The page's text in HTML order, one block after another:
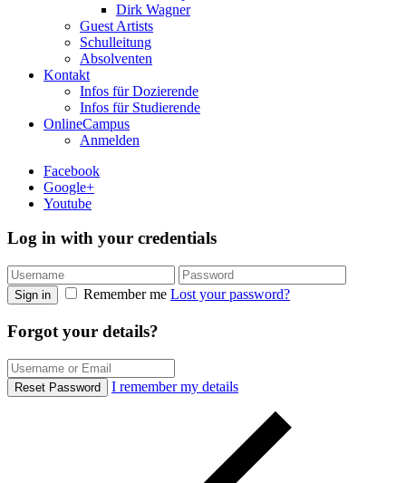
Dirk Wagner
Guest Artists
Schulleitung
Absolventen
Kontakt
Infos für Dozierende
Infos für Studierende
OnlineCampus
Anmelden
Facebook
Google+
Youtube
Log in with your credentials
Sign in Remember me Lost your password?
Forgot your details?
Reset Password I remember my details